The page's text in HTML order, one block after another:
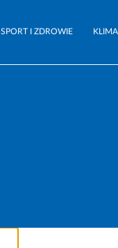
SPORT I ZDROWIE